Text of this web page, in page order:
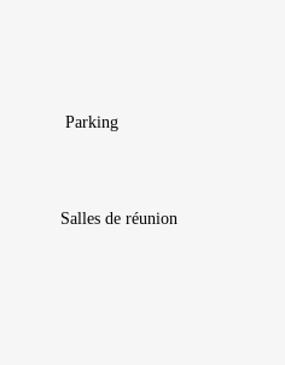
Parking
Salles de réunion